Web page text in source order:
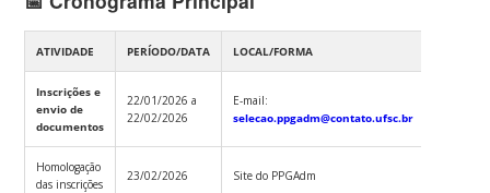
ATIVIDADE PERÍODO/DATA LOCAL/FORMA
Inscrições e
envio de
documentos
22/01/2026 a
22/02/2026
E-mail:
selecao.ppgadm@contato.ufsc.br
Homologação
das inscrições
23/02/2026 Site do PPGAdm